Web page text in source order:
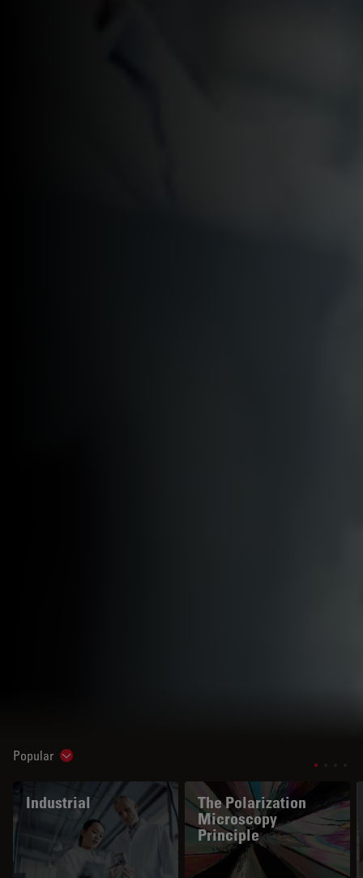
Popular Show subnavigation
Industrial
The Polarization
Microscopy
Principle